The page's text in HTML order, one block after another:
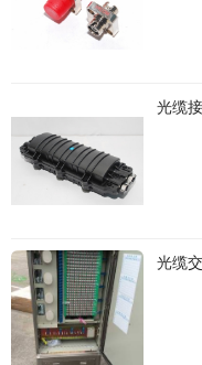
光缆
光缆